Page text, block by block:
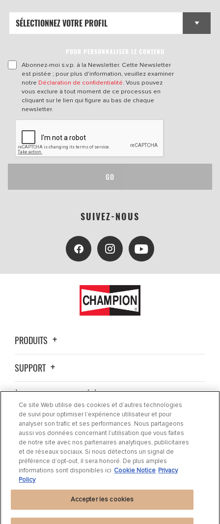
POUR PERSONNALISER LE CONTENU
Abonnez-moi s.v.p. à la Newsletter. Cette Newsletter
est pistée ; pour plus d'information, veuillez examiner
notre Déclaration de confidentialité. Vous pouvez
vous exclure à tout moment de ce processus en
cliquant sur le lien qui figure au bas de chaque
newsletter.
GO
SUIVEZ-NOUS
PRODUITS
SUPPORT
À PROPOS DE LA SOCIÉTÉ
OÙ ACHETER ?
ACTUALITÉS
CONTACTEZ-NOUS
Ce site Web utilise des cookies et d’autres technologies
de suivi pour optimiser l’expérience utilisateur et pour
analyser son trafic et ses performances. Nous partageons
aussi vos données concernant l’utilisation que vous faites
de notre site avec nos partenaires analytiques, publicitaires
et de réseaux sociaux. Si nous détectons un signal de
préférence d’opt-out, il sera honoré. De plus amples
informations sont disponibles ici Cookie Notice Privacy
Policy
Accepter les cookies